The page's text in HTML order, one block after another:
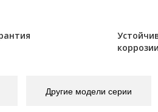
коррозии
Другие модели серии